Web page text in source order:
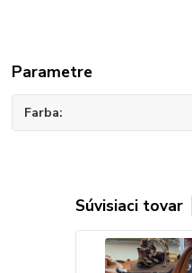
Parametre
Farba
Súvisiaci tovar